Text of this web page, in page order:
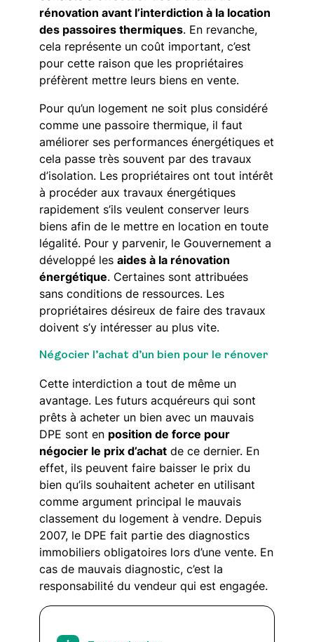
rénovation avant l’interdiction à la location
des passoires thermiques. En revanche,
cela représente un coût important, c’est
pour cette raison que les propriétaires
préfèrent mettre leurs biens en vente.
Pour qu’un logement ne soit plus considéré
comme une passoire thermique, il faut
améliorer ses performances énergétiques et
cela passe très souvent par des travaux
d’isolation. Les propriétaires ont tout intérêt
à procéder aux travaux énergétiques
rapidement s’ils veulent conserver leurs
biens afin de le mettre en location en toute
légalité. Pour y parvenir, le Gouvernement a
développé les aides à la rénovation
énergétique. Certaines sont attribuées
sans conditions de ressources. Les
propriétaires désireux de faire des travaux
doivent s’y intéresser au plus vite.
Négocier l’achat d’un bien pour le rénover
Cette interdiction a tout de même un
avantage. Les futurs acquéreurs qui sont
prêts à acheter un bien avec un mauvais
DPE sont en position de force pour
négocier le prix d’achat de ce dernier. En
effet, ils peuvent faire baisser le prix du
bien qu’ils souhaitent acheter en utilisant
comme argument principal le mauvais
classement du logement à vendre. Depuis
2007, le DPE fait partie des diagnostics
immobiliers obligatoires lors d’une vente. En
cas de mauvais diagnostic, c’est la
responsabilité du vendeur qui est engagée.